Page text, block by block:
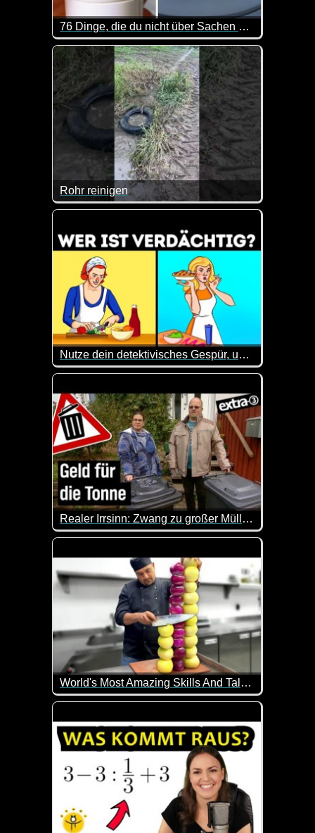
76 Dinge, die du nicht über Sachen weißt, die dich umgeben
Auch wenn man das ein oder andere bestimmt
Rohr reinigen
Das ist doch mal eine spezielle Methode, um ein
Nutze dein detektivisches Gespür, um 24 knifflige Rätsel zu knacken
Hier ist etwas Gehirnschmalz angesagt. Kannst
Realer Irrsinn: Zwang zu großer Mülltonne in Köln - extra 3
In Köln muss eine Familie eine teure 120 Liter-
World's Most Amazing Skills And Talent...
Diese Leute haben alle besondere Fähigkeiten